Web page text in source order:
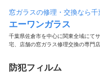
窓ガラスの修理・交換なら
エーワンガラス
千葉県佐倉市を中心に関東全域にて
宅、店舗の窓ガラス修理交換の専門店
ホーム
防犯フィルム